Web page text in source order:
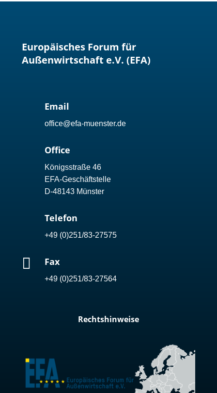
Europäisches Forum für
Außenwirtschaft e.V. (EFA)
Email
office@efa-muenster.de
Office
Königsstraße 46
EFA-Geschäftstelle
D-48143 Münster
Telefon
+49 (0)251/83-27575
 Fax
+49 (0)251/83-27564
Rechtshinweise